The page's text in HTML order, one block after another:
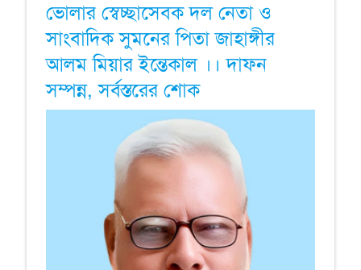
ভোলার স্বেচ্ছাসেবক দল নেতা ও
সাংবাদিক সুমনের পিতা জাহাঙ্গীর
আলম মিয়ার ইন্তেকাল ।। দাফন
সম্পন্ন, সর্বস্তরের শোক